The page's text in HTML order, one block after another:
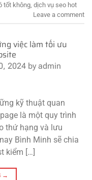
tốt không dịch vụ seo hot
Leave a comment
việc làm tối ưu
2024 by admin
kỹ thuật quan
là một quy trình
thứ hạng và lưu
Bình Minh sẽ chia
kiểm […]
→